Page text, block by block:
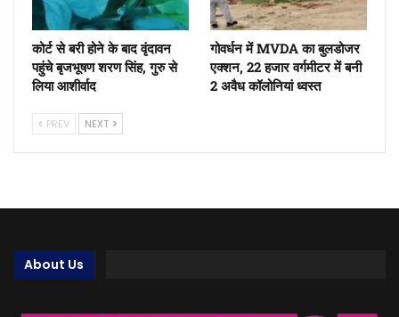
कोर्ट से बरी होने के बाद वृंदावन
पहुंचे बृजभूषण शरण सिंह, गुरु से
लिया आशीर्वाद
गोवर्धन में MVDA का बुलडोजर
एक्शन, 22 हजार वर्गमीटर में बनी
2 अवैध कॉलोनियां ध्वस्त
PREV NEXT
About Us